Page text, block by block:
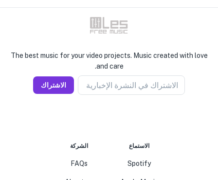
The best music for your video projects. Music created with love
and care.
الاشتراك في النشرة الإخبارية الاشتراك
الاستماع
Spotify
الشركة
FAQs